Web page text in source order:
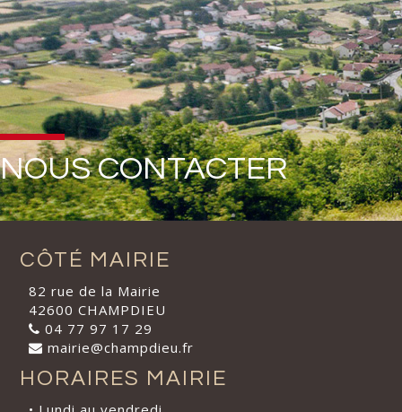
NOUS CONTACTER
CÔTÉ MAIRIE
82 rue de la Mairie
42600 CHAMPDIEU
04 77 97 17 29
mairie@champdieu.fr
HORAIRES MAIRIE